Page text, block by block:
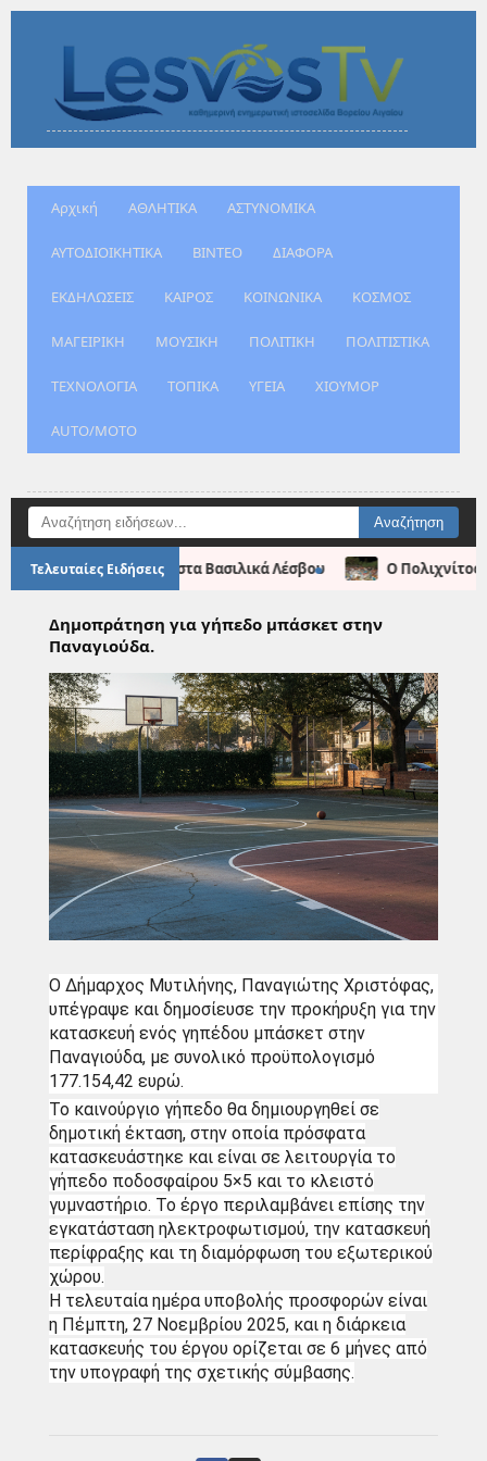
Αρχική ΑΘΛΗΤΙΚΑ ΑΣΤΥΝΟΜΙΚΑ
ΑΥΤΟΔΙΟΙΚΗΤΙΚΑ ΒΙΝΤΕΟ ΔΙΑΦΟΡΑ
ΕΚΔΗΛΩΣΕΙΣ ΚΑΙΡΟΣ ΚΟΙΝΩΝΙΚΑ ΚΟΣΜΟΣ
ΜΑΓΕΙΡΙΚΗ ΜΟΥΣΙΚΗ ΠΟΛΙΤΙΚΗ ΠΟΛΙΤΙΣΤΙΚΑ
ΤΕΧΝΟΛΟΓΙΑ ΤΟΠΙΚΑ ΥΓΕΙΑ ΧΙΟΥΜΟΡ
AUTO/MOTO
Τελευταίες Ειδήσεις
Αιμοδοσία στα Βασιλικά Λέσβου
● Ο Πολιχνίτος
Δημοπράτηση για γήπεδο μπάσκετ στην
Παναγιούδα.
Ο Δήμαρχος Μυτιλήνης, Παναγιώτης Χριστόφας,
υπέγραψε και δημοσίευσε την προκήρυξη για την
κατασκευή ενός γηπέδου μπάσκετ στην
Παναγιούδα, με συνολικό προϋπολογισμό
177.154,42 ευρώ.
Το καινούργιο γήπεδο θα δημιουργηθεί σε
δημοτική έκταση, στην οποία πρόσφατα
κατασκευάστηκε και είναι σε λειτουργία το
γήπεδο ποδοσφαίρου 5×5 και το κλειστό
γυμναστήριο. Το έργο περιλαμβάνει επίσης την
εγκατάσταση ηλεκτροφωτισμού, την κατασκευή
περίφραξης και τη διαμόρφωση του εξωτερικού
χώρου.
Η τελευταία ημέρα υποβολής προσφορών είναι
η Πέμπτη, 27 Νοεμβρίου 2025, και η διάρκεια
κατασκευής του έργου ορίζεται σε 6 μήνες από
την υπογραφή της σχετικής σύμβασης.